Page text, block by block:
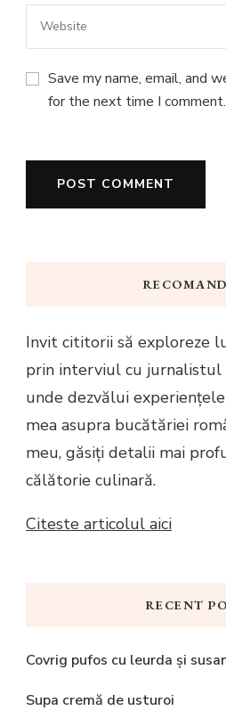
Save my name, email, and
for the next time I comment.
Invit cititorii să exploreze
prin interviul cu jurnalistul
unde dezvălui
mea asupra bucătăriei
meu, găsiți detalii mai
călătorie culinară.
Citeste articolul aici
RECENT
Covrig pufos cu leurda și
Supa cremă de usturoi